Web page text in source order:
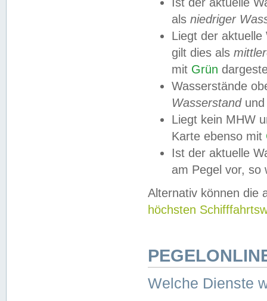
als niedriger
Liegt der
gilt dies als
mit Grün
Wasserstände
Wasserstandund
Liegt kein MHW
Karte ebenso mit
Ist der aktuelle
am Pegel vor,
Alternativ können die
höchsten
Welche Dienste